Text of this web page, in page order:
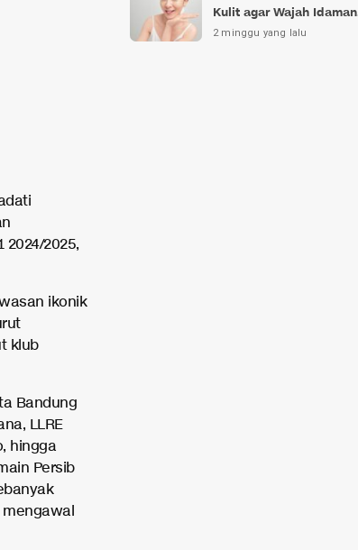
2025,
ikonik
klub
Bandung
LLRE
hingga
Persib
mengawal
Kulit agar Wajah Idaman
Bukan Sekadar Mimpi
2 minggu yang lalu